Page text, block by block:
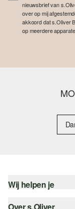
nieuwsbrief van
over op mij
akkoord dat s.Oliver
op meerdere
Wij helpen je
Help - FAQ